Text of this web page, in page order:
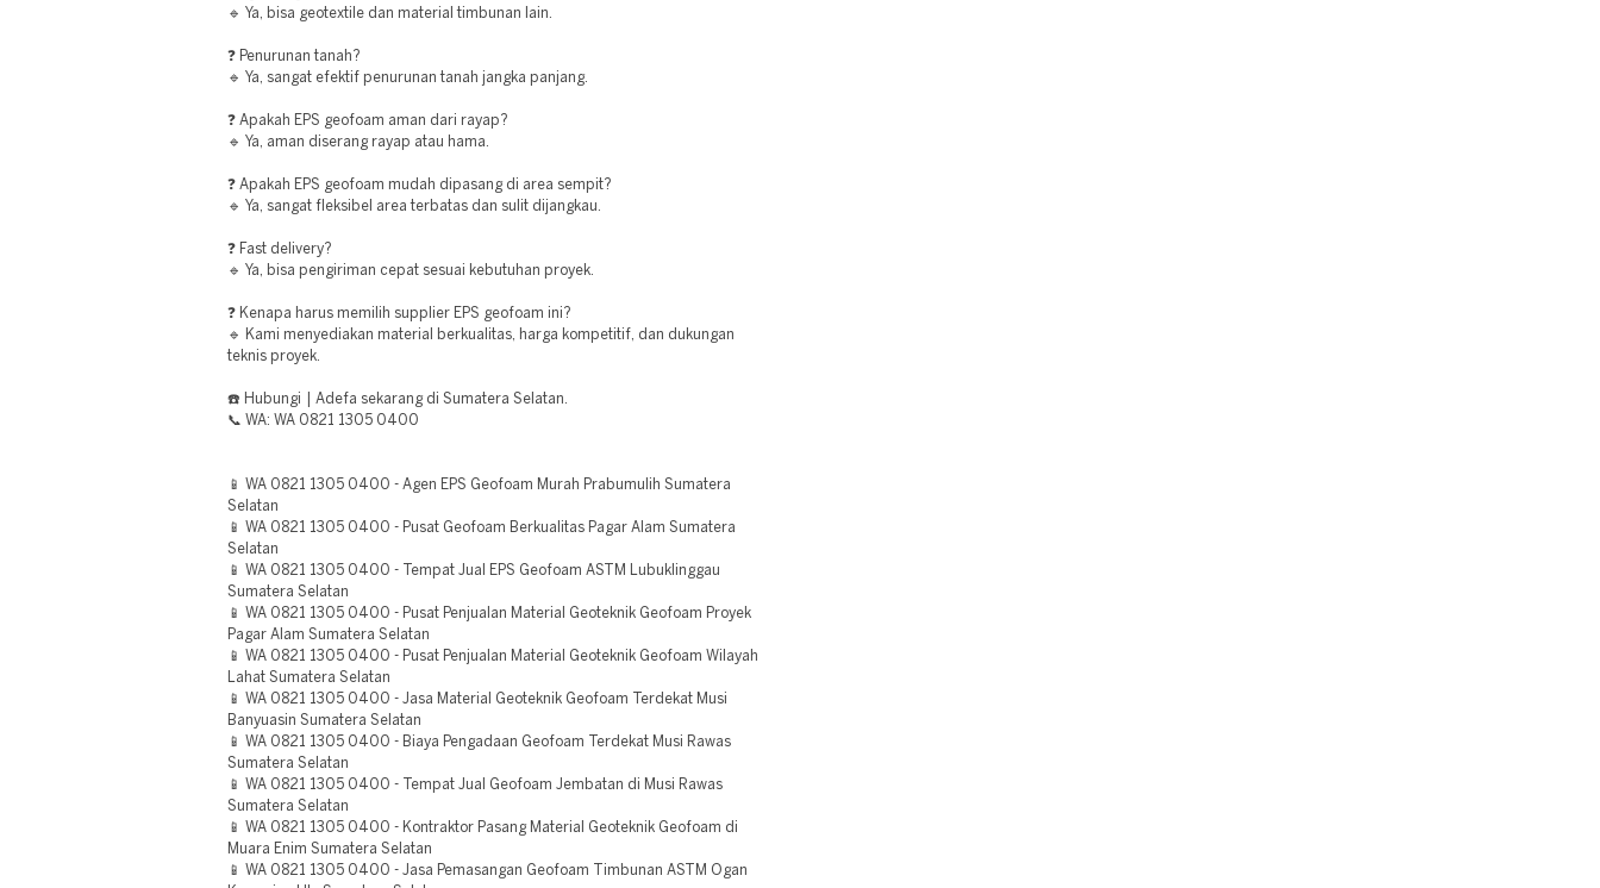
🔹 Ya, bisa geotextile dan material timbunan lain.
❓ Penurunan tanah?
🔹 Ya, sangat efektif penurunan tanah jangka panjang.
❓ Apakah EPS geofoam aman dari rayap?
🔹 Ya, aman diserang rayap atau hama.
❓ Apakah EPS geofoam mudah dipasang di area sempit?
🔹 Ya, sangat fleksibel area terbatas dan sulit dijangkau.
❓ Fast delivery?
🔹 Ya, bisa pengiriman cepat sesuai kebutuhan proyek.
❓ Kenapa harus memilih supplier EPS geofoam ini?
🔹 Kami menyediakan material berkualitas, harga kompetitif, dan dukungan
teknis proyek.
☎️ Hubungi | Adefa sekarang di Sumatera Selatan.
📞 WA: WA 0821 1305 0400
📱 WA 0821 1305 0400 - Agen EPS Geofoam Murah Prabumulih Sumatera
Selatan
📱 WA 0821 1305 0400 - Pusat Geofoam Berkualitas Pagar Alam Sumatera
Selatan
📱 WA 0821 1305 0400 - Tempat Jual EPS Geofoam ASTM Lubuklinggau
Sumatera Selatan
📱 WA 0821 1305 0400 - Pusat Penjualan Material Geoteknik Geofoam Proyek
Pagar Alam Sumatera Selatan
📱 WA 0821 1305 0400 - Pusat Penjualan Material Geoteknik Geofoam Wilayah
Lahat Sumatera Selatan
📱 WA 0821 1305 0400 - Jasa Material Geoteknik Geofoam Terdekat Musi
Banyuasin Sumatera Selatan
📱 WA 0821 1305 0400 - Biaya Pengadaan Geofoam Terdekat Musi Rawas
Sumatera Selatan
📱 WA 0821 1305 0400 - Tempat Jual Geofoam Jembatan di Musi Rawas
Sumatera Selatan
📱 WA 0821 1305 0400 - Kontraktor Pasang Material Geoteknik Geofoam di
Muara Enim Sumatera Selatan
📱 WA 0821 1305 0400 - Jasa Pemasangan Geofoam Timbunan ASTM Ogan